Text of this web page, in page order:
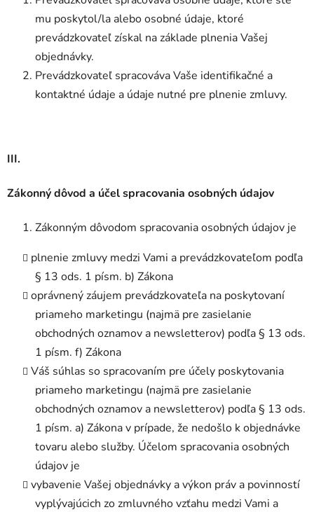
mu poskytol/la alebo osobné údaje, ktoré
prevádzkovateľ získal na základe plnenia Vašej
objednávky.
Prevádzkovateľ spracováva Vaše identifikačné a
kontaktné údaje a údaje nutné pre plnenie zmluvy.
III.
Zákonný dôvod a účel spracovania osobných údajov
Zákonným dôvodom spracovania osobných údajov je
plnenie zmluvy medzi Vami a prevádzkovateľom podľa
§ 13 ods. 1 písm. b) Zákona
oprávnený záujem prevádzkovateľa na poskytovaní
priameho marketingu (najmä pre zasielanie
obchodných oznamov a newsletterov) podľa § 13 ods.
1 písm. f) Zákona
Váš súhlas so spracovaním pre účely poskytovania
priameho marketingu (najmä pre zasielanie
obchodných oznamov a newsletterov) podľa § 13 ods.
1 písm. a) Zákona v prípade, že nedošlo k objednávke
tovaru alebo služby. Účelom spracovania osobných
údajov je
vybavenie Vašej objednávky a výkon práv a povinností
vyplývajúcich zo zmluvného vzťahu medzi Vami a